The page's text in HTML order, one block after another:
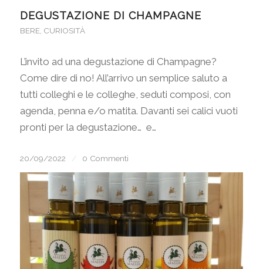
DEGUSTAZIONE DI CHAMPAGNE
BERE, CURIOSITÀ
L’invito ad una degustazione di Champagne?
Come dire di no! All’arrivo un semplice saluto a
tutti colleghi e le colleghe, seduti composi, con
agenda, penna e/o matita. Davanti sei calici vuoti
pronti per la degustazione… e…
20/09/2022 / 0 Commenti